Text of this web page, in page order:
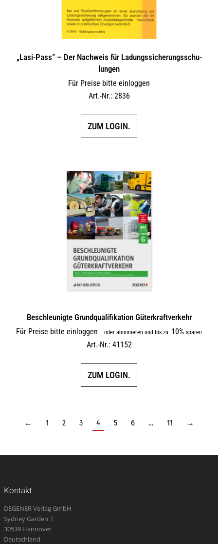
„Lasi-Pass“ – Der Nachweis für Ladungs­si­che­rungs­schu­
lungen
Für Preise bitte einloggen
Art.-Nr.: 2836
ZUM LOGIN.
Beschleunigte Grundqualifikation Güterkraftverkehr
Für Preise bitte einloggen – oder abonnieren und bis zu 10% sparen
Art.-Nr.: 41152
ZUM LOGIN.
← 1 2 3 4 5 6 … 11 →
Kontakt
DEGENER Verlag GmbH
Sydney Garden 7
30539 Hannover
Deutschland